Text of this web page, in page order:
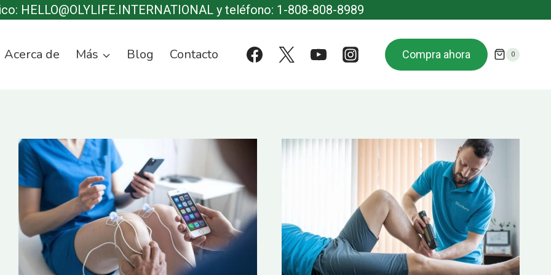
HELLO@OLYLIFE.INTERNATIONAL y teléfono: 1-808-808-8989
Acerca de Más Blog Contacto Compra ahora 0